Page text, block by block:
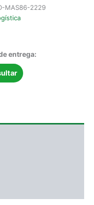
MAS86-2229
entrega: